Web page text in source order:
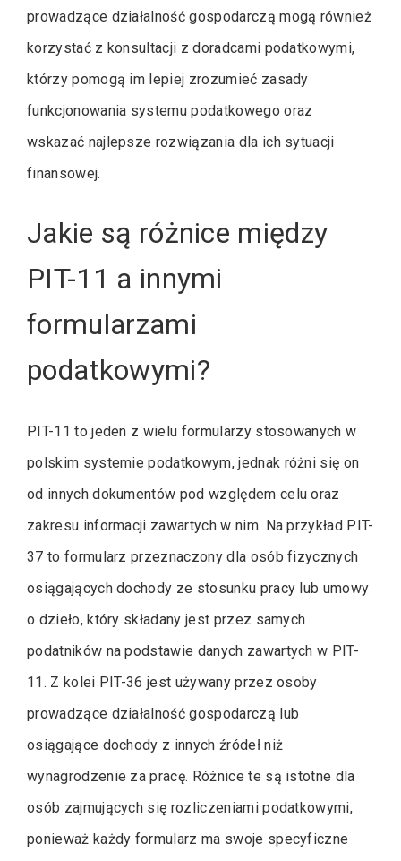
prowadzące działalność gospodarczą mogą również
korzystać z konsultacji z doradcami podatkowymi,
którzy pomogą im lepiej zrozumieć zasady
funkcjonowania systemu podatkowego oraz
wskazać najlepsze rozwiązania dla ich sytuacji
finansowej.
Jakie są różnice między
PIT-11 a innymi
formularzami
podatkowymi?
PIT-11 to jeden z wielu formularzy stosowanych w
polskim systemie podatkowym, jednak różni się on
od innych dokumentów pod względem celu oraz
zakresu informacji zawartych w nim. Na przykład PIT-
37 to formularz przeznaczony dla osób fizycznych
osiągających dochody ze stosunku pracy lub umowy
o dzieło, który składany jest przez samych
podatników na podstawie danych zawartych w PIT-
11. Z kolei PIT-36 jest używany przez osoby
prowadzące działalność gospodarczą lub
osiągające dochody z innych źródeł niż
wynagrodzenie za pracę. Różnice te są istotne dla
osób zajmujących się rozliczeniami podatkowymi,
ponieważ każdy formularz ma swoje specyficzne